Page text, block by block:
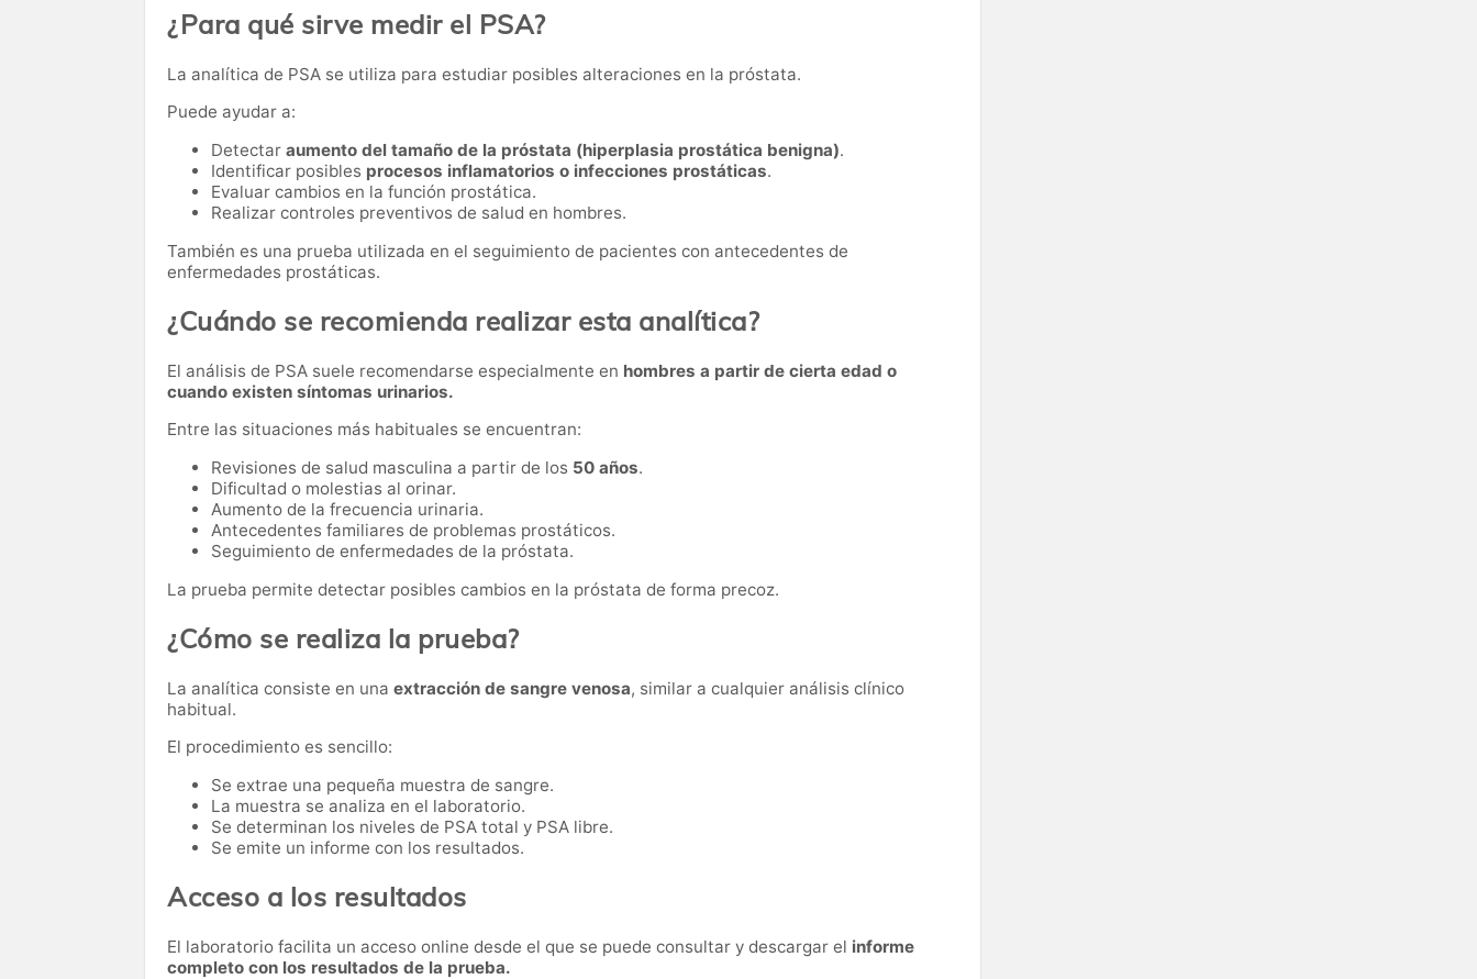
¿Para qué sirve medir el PSA?
La analítica de PSA se utiliza para estudiar posibles alteraciones en la próstata.
Puede ayudar a:
Detectar aumento del tamaño de la próstata (hiperplasia prostática benigna).
Identificar posibles procesos inflamatorios o infecciones prostáticas.
Evaluar cambios en la función prostática.
Realizar controles preventivos de salud en hombres.
También es una prueba utilizada en el seguimiento de pacientes con antecedentes de
enfermedades prostáticas.
¿Cuándo se recomienda realizar esta analítica?
El análisis de PSA suele recomendarse especialmente en hombres a partir de cierta edad o
cuando existen síntomas urinarios.
Entre las situaciones más habituales se encuentran:
Revisiones de salud masculina a partir de los 50 años.
Dificultad o molestias al orinar.
Aumento de la frecuencia urinaria.
Antecedentes familiares de problemas prostáticos.
Seguimiento de enfermedades de la próstata.
La prueba permite detectar posibles cambios en la próstata de forma precoz.
¿Cómo se realiza la prueba?
La analítica consiste en una extracción de sangre venosa, similar a cualquier análisis clínico
habitual.
El procedimiento es sencillo:
Se extrae una pequeña muestra de sangre.
La muestra se analiza en el laboratorio.
Se determinan los niveles de PSA total y PSA libre.
Se emite un informe con los resultados.
Acceso a los resultados
El laboratorio facilita un acceso online desde el que se puede consultar y descargar el informe
completo con los resultados de la prueba.